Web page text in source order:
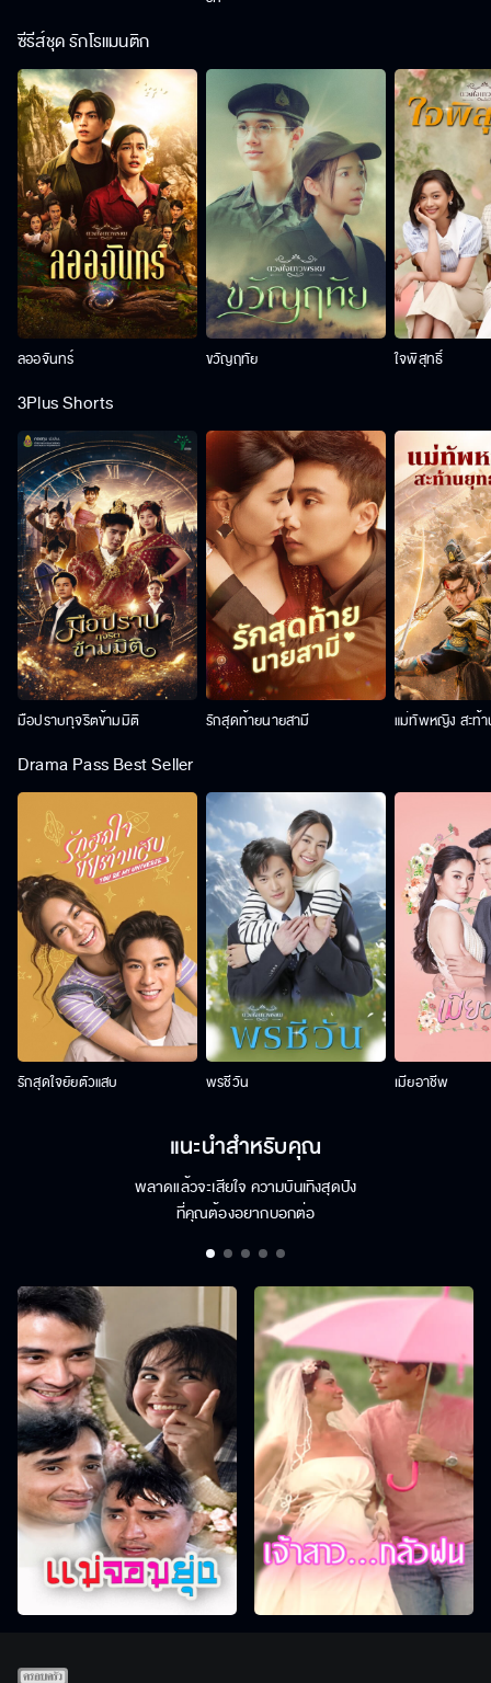
ซีรีส์ชุด รักโรแมนติก
ลออจันทร์ ขวัญฤทัย ใจพิสุทธิ์
3Plus Shorts
มือปราบทุจริตข้ามมิติ รักสุดท้ายนายสามี แม่ทัพหญิง สะท้
Drama Pass Best Seller
รักสุดใจยัยตัวแสบ พรชีวัน เมียอาชีพ
แนะนำสำหรับคุณ
พลาดแล้วจะเสียใจ ความบันเทิงสุดปัง
ที่คุณต้องอยากบอกต่อ